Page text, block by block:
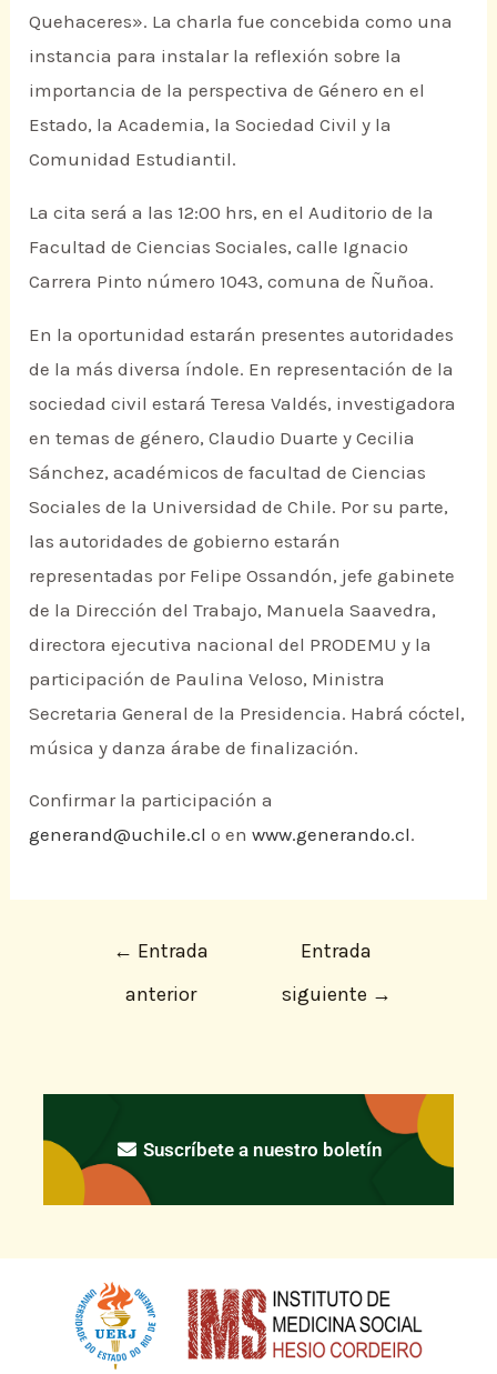
Quehaceres». La charla fue concebida como una
instancia para instalar la reflexión sobre la
importancia de la perspectiva de Género en el
Estado, la Academia, la Sociedad Civil y la
Comunidad Estudiantil.
La cita será a las 12:00 hrs, en el Auditorio de la
Facultad de Ciencias Sociales, calle Ignacio
Carrera Pinto número 1043, comuna de Ñuñoa.
En la oportunidad estarán presentes autoridades
de la más diversa índole. En representación de la
sociedad civil estará Teresa Valdés, investigadora
en temas de género, Claudio Duarte y Cecilia
Sánchez, académicos de facultad de Ciencias
Sociales de la Universidad de Chile. Por su parte,
las autoridades de gobierno estarán
representadas por Felipe Ossandón, jefe gabinete
de la Dirección del Trabajo, Manuela Saavedra,
directora ejecutiva nacional del PRODEMU y la
participación de Paulina Veloso, Ministra
Secretaria General de la Presidencia. Habrá cóctel,
música y danza árabe de finalización.
Confirmar la participación a
generand@uchile.cl o enwww.generando.cl.
← Entrada
anterior
Entrada
siguiente →
Suscríbete a nuestro boletín